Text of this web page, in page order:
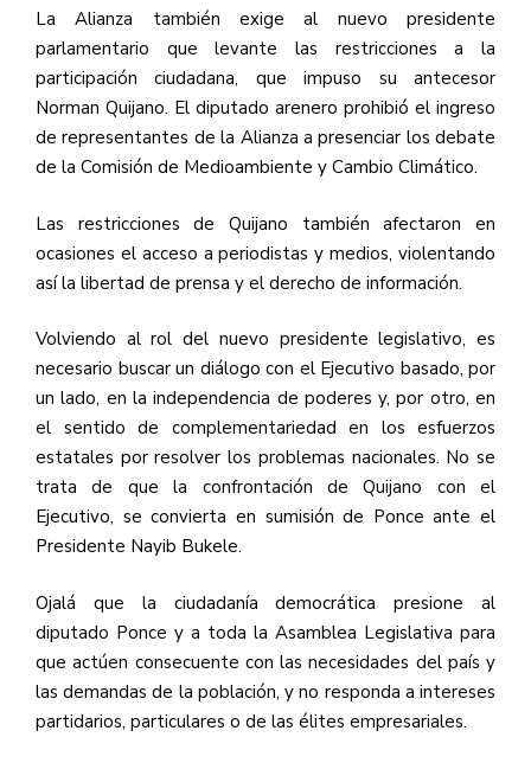
La Alianza también exige al nuevo presidente
parlamentario que levante las restricciones a la
participación ciudadana, que impuso su antecesor
Norman Quijano. El diputado arenero prohibió el ingreso
de representantes de la Alianza a presenciar los debate
de la Comisión de Medioambiente y Cambio Climático.
Las restricciones de Quijano también afectaron en
ocasiones el acceso a periodistas y medios, violentando
así la libertad de prensa y el derecho de información.
Volviendo al rol del nuevo presidente legislativo, es
necesario buscar un diálogo con el Ejecutivo basado, por
un lado, en la independencia de poderes y, por otro, en
el sentido de complementariedad en los esfuerzos
estatales por resolver los problemas nacionales. No se
trata de que la confrontación de Quijano con el
Ejecutivo, se convierta en sumisión de Ponce ante el
Presidente Nayib Bukele.
Ojalá que la ciudadanía democrática presione al
diputado Ponce y a toda la Asamblea Legislativa para
que actúen consecuente con las necesidades del país y
las demandas de la población, y no responda a intereses
partidarios, particulares o de las élites empresariales.